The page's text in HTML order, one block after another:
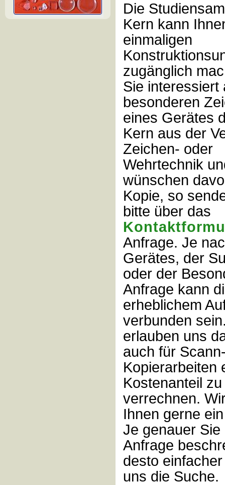
Die
Kern kann
einmaligen
zugänglich
Sie interessiert
besonderen
eines Gerätes
Kern aus der
Zeichen- oder
Wehrtechnik
wünschen
Kopie, so
bitte über das
Anfrage. Je
Gerätes, der
oder der
Anfrage kann
erheblichem
verbunden
erlauben uns
auch für
Kopierarbeiten
Kostenanteil zu
verrechnen.
Ihnen gerne
Je genauer Sie
Anfrage
desto
uns die Suche.